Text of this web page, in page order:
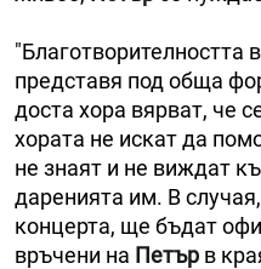
"Благотворителността
представя под обща
доста хора вярват, че
хората не искат да
не знаят и не виждат
даренията им. В
концерта, ще бъдат
връчени на Петър в